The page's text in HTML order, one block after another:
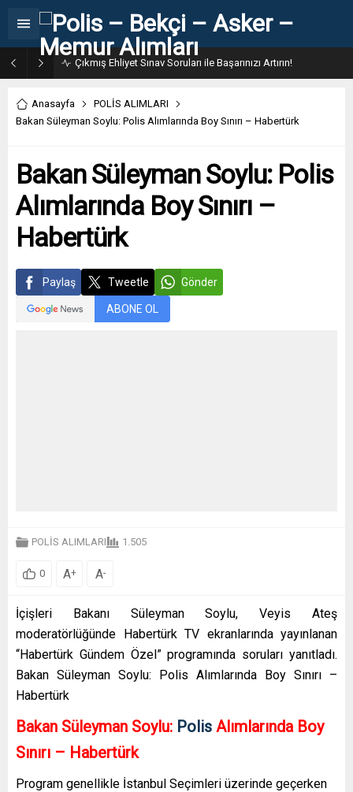
Çıkmış Ehliyet Sınav Soruları ile Başarınızı Artırın!
Anasayfa
POLİS ALIMLARI
Bakan Süleyman Soylu: Polis Alımlarında Boy Sınırı – Habertürk
Bakan Süleyman Soylu: Polis
Alımlarında Boy Sınırı –
Habertürk
Paylaş Tweetle Gönder
ABONE OL
POLİS ALIMLARI 1.505
0 A+ A-
İçişleri Bakanı Süleyman Soylu, Veyis Ateş
moderatörlüğünde Habertürk TV ekranlarında yayınlanan
“Habertürk Gündem Özel” programında soruları yanıtladı.
Bakan Süleyman Soylu: Polis Alımlarında Boy Sınırı –
Habertürk
Bakan Süleyman Soylu: Polis Alımlarında Boy
Sınırı – Habertürk
Program genellikle İstanbul Seçimleri üzerinde geçerken